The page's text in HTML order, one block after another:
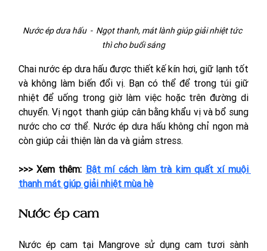
Nước ép dưa hấu  -  Ngọt thanh, mát lành giúp giải nhiệt tức
thì cho buổi sáng
Chai nước ép dưa hấu được thiết kế kín hơi, giữ lạnh tốt
và không làm biến đổi vị. Bạn có thể để trong túi giữ
nhiệt để uống trong giờ làm việc hoặc trên đường di
chuyển. Vị ngọt thanh giúp cân bằng khẩu vị và bổ sung
nước cho cơ thể. Nước ép dưa hấu không chỉ ngon mà
còn giúp cải thiện làn da và giảm stress.
>>> Xem thêm: Bật mí cách làm trà kim quất xí muội
thanh mát giúp giải nhiệt mùa hè
Nước ép cam
Nước ép cam tại Mangrove sử dụng cam tươi sành